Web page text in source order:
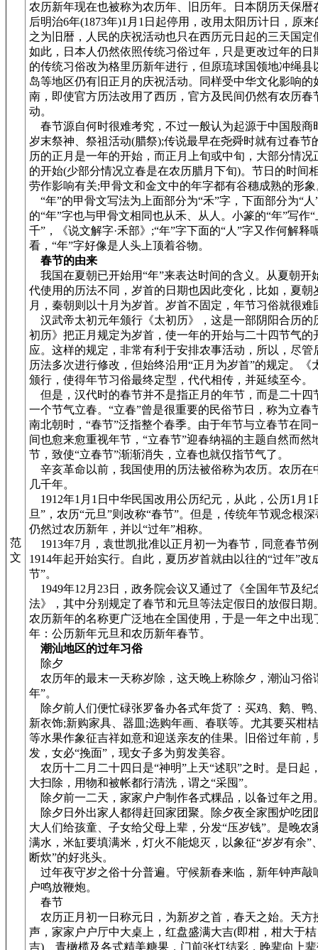
范
文
农历新年现在也被称为农历年、旧历年。日本阴历天保暦
后明治6年(1873年)1月1日起停用，改用太阳历计日，原
之为旧暦，人民的庆祝活动也只在西历元日起的三天国定
如此，日本人仍然依照传统习俗过年，只是更改过年的日
的传统习俗改为格里历新年进行，但原琉球国领地冲绳县
岛等地区仍有旧正月的庆祝活动。同样受中华文化影响的
南，即使官方历法改用了西历，官方及民间仍然有农历春
动。
春节源自何时很难考究，不过一般认为起源于中国殷商
岁末祭神、祭祖活动(腊祭);传说最早在尧舜时就有过春节
历的正月是一年的开始，而正月上旬或中旬，大部分情况
的开始(少部分情况立春是在农历腊月下旬)。节日的时间
劳作影响有关;甲骨文和金文中的年字都有谷穗成熟的形象
“年”的甲骨文写法为上面部分为“禾”字，下面部分为“人
的“年”字也与甲骨文相同也从禾、从人。小篆的“年”写作
千”，《说文解字·禾部》;“年”字下面的“人”字又作何解释
看，“年”字好像是人头上顶着谷物。
春节的由来
我国在夏朝已开始用“年”来表达时间的含义。从夏朝开
代使用的历法不同，岁首的日期也因此变化，比如，夏朝
月，秦朝则以十月为岁首。岁首不固定，年节习俗就很难
汉武帝太初元年颁行《太初历》，这是一部阴阳合历的
初历》把正月规定为岁首，使一年的开始与二十四节气的
应。这样的规定，非常有利于安排农事活动，所以，尽管
历法多次进行修改，但始终沿用“正月为岁首”的规定。《
颁行，使得年节习俗最终定型，代代相传，并延续至今。
但是，汉代时的春节并不是指正月的年节，而是二十四
一个节气立春。“立春”曾是很重要的民俗节日，称为立春
南北朝时，“春节”泛指整个春季。由于年节与立春节在同
间也愈来愈重视年节，“立春节”迎春纳福的主题自然而然
节，致使“立春节”渐渐消失，立春也就仅指节气了。
辛亥革命以前，我国使用的历法被俗称为农历。农历在
几千年。
1912年1月1日中华民国改用公历纪元，从此，公历1月1
旦”，农历“元旦”则改称“春节”。但是，传统年节观念根
仍然过农历新年，并以“过年”相称。
1913年7月，袁世凯批准以正月初一为春节，同意春节
1914年起开始实行。自此，夏历岁首就由以往的“过年”改
节”。
1949年12月23日，政务院会议又通过了《全国年节及纪
法》，其中分别规定了春节和元旦等法定假日的放假日期
农历新年的名称更广泛地在全国使用，于是一年之中出现
年：公历新年元旦和农历新年春节。
潮汕地区的过年习俗
除夕
农历年的最末一天称岁除，这天晚上称除夕，潮汕习俗
年”。
除夕前人们便忙碌张罗备办各式年货了：买鸡、鹅、鸭
新衣饰;新购家具、器皿;选购年画、春联等。尤其要买柑
等水果作象征吉祥如意和迎送亲友的佳果。旧俗过年前，
发，女必“挽面”，现女子多为剪发美容。
农历十二月二十四日是“神明”上天“述职”之时。是日起
大扫除，用物和被帐都行清洗，谓之“采囤”。
除夕前一二天，家家户户制作各式粿品，以备过年之用
除夕日外出家人都得赶回家团聚。除夕夜全家围炉吃团
大人们给孩童、子女给父母上辈，分发“压岁钱”。是晚农
满水，米缸要填满米，灯火不能熄灭，以象征“岁岁有余”
断炊”的好兆头。
过年夜守岁之俗十分普遍。守候新春来临，新年钟声敲
户鸣放鞭炮。
春节
农历正月初一日称元日，为新岁之首，春天之始。天方
声，家家户户厅中大桌上，红盘盛满大吉(即柑，柑大于
吉)、青橄榄及各式精美糖果，门前张灯结彩，晚辈向上